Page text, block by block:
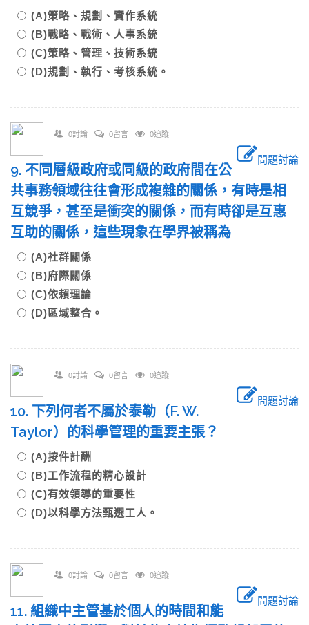
(A)策略、規劃、實作系統
(B)戰略、戰術、人事系統
(C)策略、管理、技術系統
(D)規劃、執行、考核系統。
0討論 0留言 0追蹤
問題討論
9. 不同層級政府或同級的政府間在公
共事務領域往往會形成複雜的關係，有時是相
互競爭，甚至是衝突的關係，而有時卻是互惠
互助的關係，這些現象在學界被稱為
(A)社群關係
(B)府際關係
(C)依賴理論
(D)區域整合。
0討論 0留言 0追蹤
問題討論
10. 下列何者不屬於泰勒（F. W.
Taylor）的科學管理的重要主張？
(A)按件計酬
(B)工作流程的精心設計
(C)有效領導的重要性
(D)以科學方法甄選工人。
0討論 0留言 0追蹤
問題討論
11. 組織中主管基於個人的時間和能